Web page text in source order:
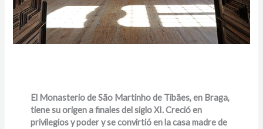
El Monasterio de São Martinho de Tibães, en Braga,
tiene su origen a finales del siglo XI. Creció en
privilegios y poder y se convirtió en la casa madre de